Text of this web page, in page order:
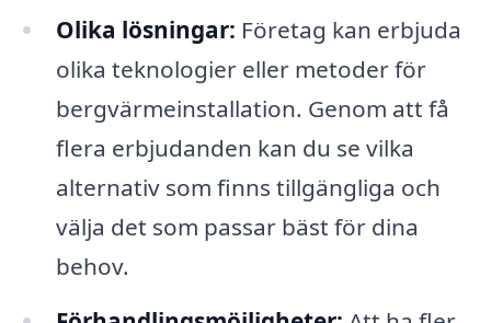
Olika lösningar: Företag kan erbjuda
olika teknologier eller metoder för
bergvärmeinstallation. Genom att få
flera erbjudanden kan du se vilka
alternativ som finns tillgängliga och
välja det som passar bäst för dina
behov.